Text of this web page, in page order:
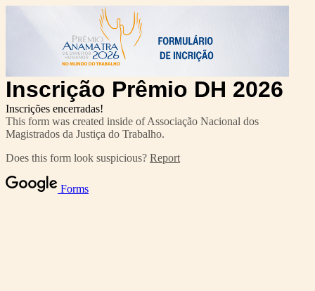
Inscrição Prêmio DH 2026
Inscrições encerradas!
This form was created inside of Associação Nacional dos
Magistrados da Justiça do Trabalho.
Does this form look suspicious? Report
Forms